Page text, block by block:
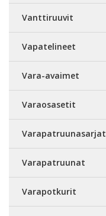
Vanttiruuvit
Vapatelineet
Vara-avaimet
Varaosasetit
Varapatruunasarjat
Varapatruunat
Varapotkurit